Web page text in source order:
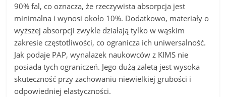
90% fal, co oznacza, że rzeczywista absorpcja jest
minimalna i wynosi około 10%. Dodatkowo, materiały o
wyższej absorpcji zwykle działają tylko w wąskim
zakresie częstotliwości, co ogranicza ich uniwersalność.
Jak podaje PAP, wynalazek naukowców z KIMS nie
posiada tych ograniczeń. Jego dużą zaletą jest wysoka
skuteczność przy zachowaniu niewielkiej grubości i
odpowiedniej elastyczności.